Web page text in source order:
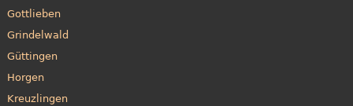
Gottlieben
Grindelwald
Güttingen
Horgen
Kreuzlingen